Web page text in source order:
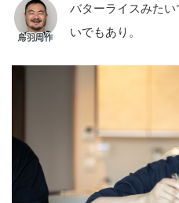
バターライスみた
いでもあり。